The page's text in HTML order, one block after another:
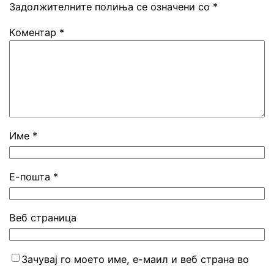
Задолжителните полиња се означени со *
Коментар *
Име *
Е-пошта *
Веб страница
Зачувај го моето име, е-маил и веб страна во